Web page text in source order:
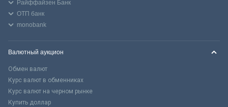
Райффайзен Банк
ОТП банк
monobank
Валютный аукцион
Обмен валют
Курс валют в обменниках
Курс валют на черном рынке
Купить доллар